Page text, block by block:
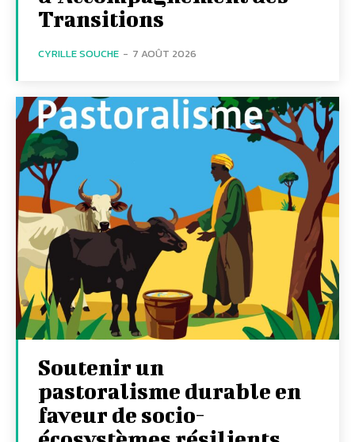
Transitions
CYRILLE SOUCHE - 7 AOÛT 2026
Soutenir un
pastoralisme durable en
faveur de socio-